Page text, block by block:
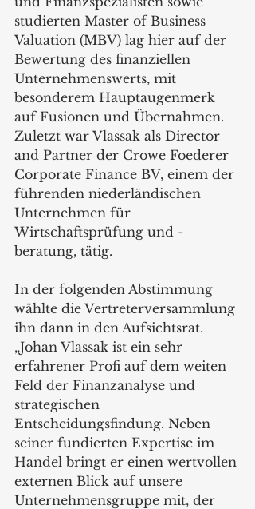
studierten Master of Business
Valuation (MBV) lag hier auf der
Bewertung des finanziellen
Unternehmenswerts, mit
besonderem Hauptaugenmerk
auf Fusionen und Übernahmen.
Zuletzt war Vlassak als Director
and Partner der Crowe Foederer
Corporate Finance BV, einem der
führenden niederländischen
Unternehmen für
Wirtschaftsprüfung und -
beratung, tätig.
In der folgenden Abstimmung
wählte die Vertreterversammlung
ihn dann in den Aufsichtsrat.
„Johan Vlassak ist ein sehr
erfahrener Profi auf dem weiten
Feld der Finanzanalyse und
strategischen
Entscheidungsfindung. Neben
seiner fundierten Expertise im
Handel bringt er einen wertvollen
externen Blick auf unsere
Unternehmensgruppe mit, der